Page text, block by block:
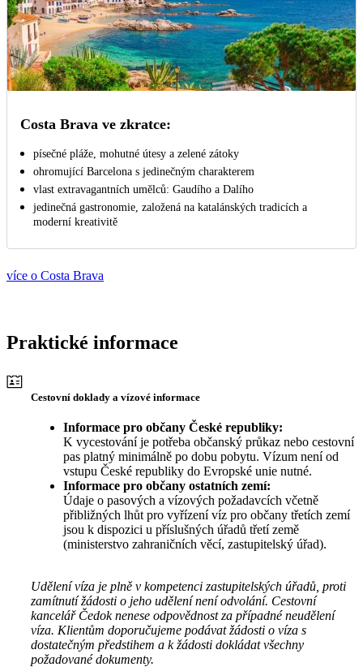
Costa Brava ve zkratce:
písečné pláže, mohutné útesy a zelené zátoky
ohromující Barcelona s jedinečným charakterem
vlast extravagantních umělců: Gaudího a Dalího
jedinečná gastronomie, založená na katalánských tradicích a
moderní kreativitě
více o Costa Brava
Praktické informace
Cestovní doklady a vízové informace
Informace pro občany České republiky:
K vycestování je potřeba občanský průkaz nebo cestovní
pas platný minimálně po dobu pobytu. Vízum není od
vstupu České republiky do Evropské unie nutné.
Informace pro občany ostatních zemí:
Údaje o pasových a vízových požadavcích včetně
přibližných lhůt pro vyřízení víz pro občany třetích zemí
jsou k dispozici u příslušných úřadů třetí země
(ministerstvo zahraničních věcí, zastupitelský úřad).
Udělení víza je plně v kompetenci zastupitelských úřadů, proti
zamítnutí žádosti o jeho udělení není odvolání. Cestovní
kancelář Čedok nenese odpovědnost za případné neudělení
víza. Klientům doporučujeme podávat žádosti o víza s
dostatečným předstihem a k žádosti dokládat všechny
požadované dokumenty.